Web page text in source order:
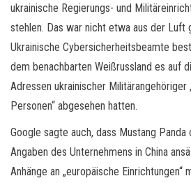
ukrainische Regierungs- und
stehlen. Das war nicht etwa aus der Luft
Ukrainische Cybersicherheitsbeamte
dem benachbarten Weißrussland es auf
Adressen ukrainischer Militärangehöriger
Personen“ abgesehen hatten.
Google sagte auch, dass Mustang Panda
Angaben des Unternehmens in China
Anhänge an „europäische Einrichtungen“